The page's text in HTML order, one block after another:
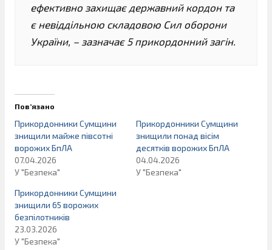
ефективно захищає державний кордон та
є невіддільною складовою Сил оборони
України, – зазначає 5 прикордонний загін.
Пов’язано
Прикордонники Сумщини
знищили майже півсотні
ворожих БпЛА
07.04.2026
У "Безпека"
Прикордонники Сумщини
знищили понад вісім
десятків ворожих БпЛА
04.04.2026
У "Безпека"
Прикордонники Сумщини
знищили 65 ворожих
безпілотників
23.03.2026
У "Безпека"